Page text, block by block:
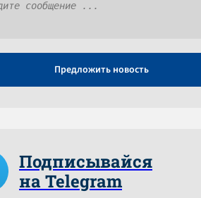
Предложить новость
Подписывайся
на Telegram